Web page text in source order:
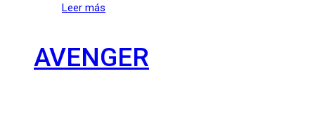
Leer más
AVENGER